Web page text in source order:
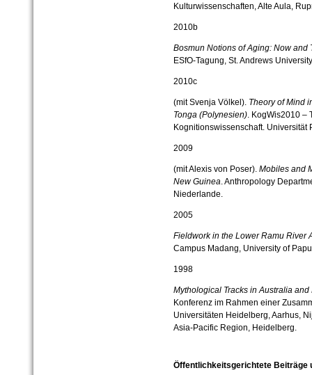
Kulturwissenschaften, Alte Aula,
2010b
Bosmun Notions of Aging: Now and
ESfO-Tagung, St. Andrews
2010c
(mit Svenja Völkel). Theory of Mind
Tonga (Polynesien). KogWis2010 –
Kognitionswissenschaft. Universität
2009
(mit Alexis von Poser). Mobiles and
New Guinea. Anthropology
Niederlande.
2005
Fieldwork in the Lower Ramu River
Campus Madang, University of
1998
Mythological Tracks in Australia
Konferenz im Rahmen einer
Universitäten Heidelberg, Aarhus,
Asia-Pacific Region, Heidelberg.
Öffentlichkeitsgerichtete Beiträge